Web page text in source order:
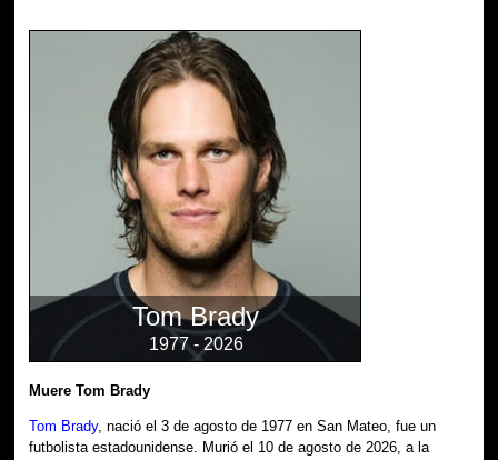
Tom Brady
1977 - 2026
Muere Tom Brady
Tom Brady, nació el 3 de agosto de 1977 en San Mateo, fue un
futbolista estadounidense. Murió el 10 de agosto de 2026, a la